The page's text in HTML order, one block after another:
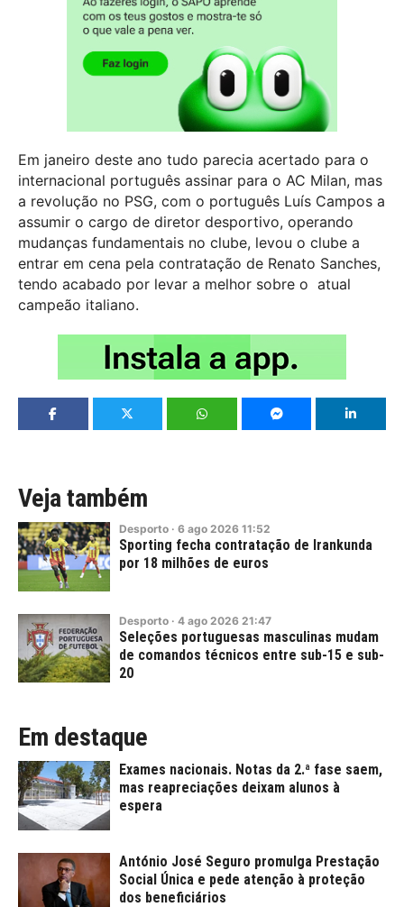
Em janeiro deste ano tudo parecia acertado para o
internacional português assinar para o AC Milan, mas
a revolução no PSG, com o português Luís Campos a
assumir o cargo de diretor desportivo, operando
mudanças fundamentais no clube, levou o clube a
entrar em cena pela contratação de Renato Sanches,
tendo acabado por levar a melhor sobre o atual
campeão italiano.
Veja também
Desporto · 6 ago 2026 11:52
Sporting fecha contratação de Irankunda
por 18 milhões de euros
Desporto · 4 ago 2026 21:47
Seleções portuguesas masculinas mudam
de comandos técnicos entre sub-15 e sub-
20
Em destaque
Exames nacionais. Notas da 2.ª fase saem,
mas reapreciações deixam alunos à
espera
António José Seguro promulga Prestação
Social Única e pede atenção à proteção
dos beneficiários